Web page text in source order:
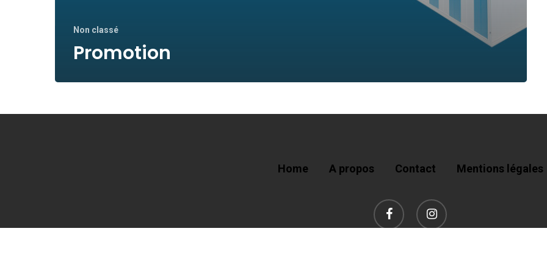
Non classé
Promotion
Home A propos Contact Mentions légales
facebook instagram